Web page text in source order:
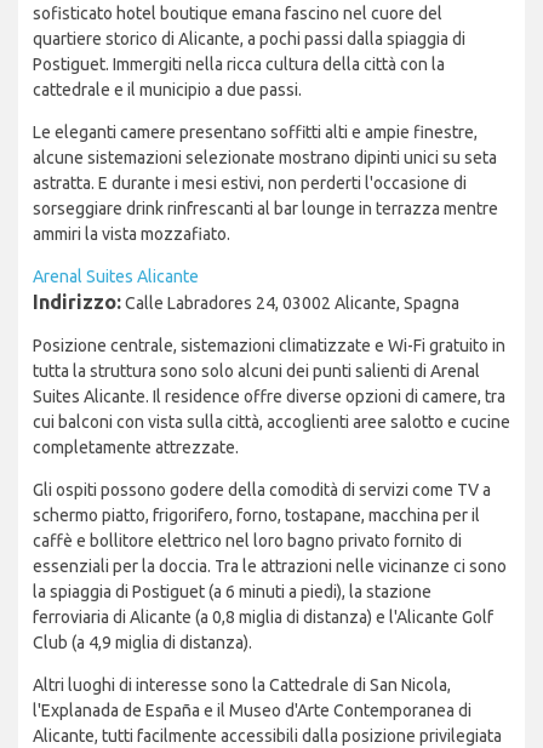
sofisticato hotel boutique emana fascino nel cuore del
quartiere storico di Alicante, a pochi passi dalla spiaggia di
Postiguet. Immergiti nella ricca cultura della città con la
cattedrale e il municipio a due passi.
Le eleganti camere presentano soffitti alti e ampie finestre,
alcune sistemazioni selezionate mostrano dipinti unici su seta
astratta. E durante i mesi estivi, non perderti l'occasione di
sorseggiare drink rinfrescanti al bar lounge in terrazza mentre
ammiri la vista mozzafiato.
Arenal Suites Alicante
Indirizzo:Calle Labradores 24, 03002 Alicante, Spagna
Posizione centrale, sistemazioni climatizzate e Wi-Fi gratuito in
tutta la struttura sono solo alcuni dei punti salienti di Arenal
Suites Alicante. Il residence offre diverse opzioni di camere, tra
cui balconi con vista sulla città, accoglienti aree salotto e cucine
completamente attrezzate.
Gli ospiti possono godere della comodità di servizi come TV a
schermo piatto, frigorifero, forno, tostapane, macchina per il
caffè e bollitore elettrico nel loro bagno privato fornito di
essenziali per la doccia. Tra le attrazioni nelle vicinanze ci sono
la spiaggia di Postiguet (a 6 minuti a piedi), la stazione
ferroviaria di Alicante (a 0,8 miglia di distanza) e l'Alicante Golf
Club (a 4,9 miglia di distanza).
Altri luoghi di interesse sono la Cattedrale di San Nicola,
l'Explanada de España e il Museo d'Arte Contemporanea di
Alicante, tutti facilmente accessibili dalla posizione privilegiata